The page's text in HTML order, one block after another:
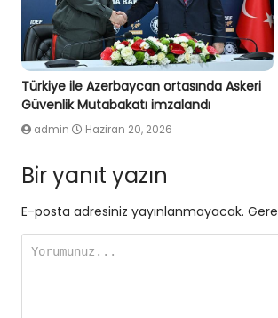
Türkiye ile Azerbaycan ortasında Askeri
Güvenlik Mutabakatı imzalandı
admin Haziran 20, 2026
Bir yanıt yazın
E-posta adresiniz yayınlanmayacak.